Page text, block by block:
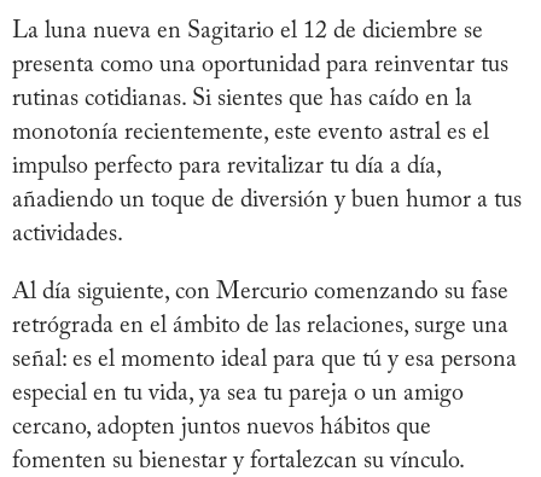
La luna nueva en Sagitario el 12 de diciembre se
presenta como una oportunidad para reinventar tus
rutinas cotidianas. Si sientes que has caído en la
monotonía recientemente, este evento astral es el
impulso perfecto para revitalizar tu día a día,
añadiendo un toque de diversión y buen humor a tus
actividades.
Al día siguiente, con Mercurio comenzando su fase
retrógrada en el ámbito de las relaciones, surge una
señal: es el momento ideal para que tú y esa persona
especial en tu vida, ya sea tu pareja o un amigo
cercano, adopten juntos nuevos hábitos que
fomenten su bienestar y fortalezcan su vínculo.